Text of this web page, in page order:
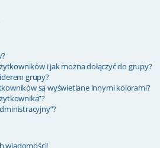
i jak można dołączyć do grupy?
grupy?
są wyświetlane innymi kolorami?
wiadomości!